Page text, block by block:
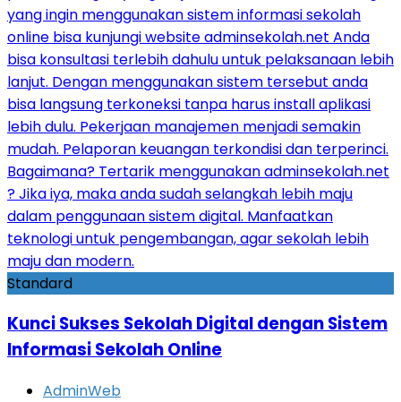
Standard
Kunci Sukses Sekolah Digital dengan Sistem
Informasi Sekolah Online
AdminWeb